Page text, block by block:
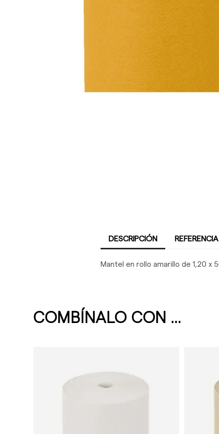
DESCRIPCIÓN REFERENCIA
Mantel en rollo amarillo de 1,20 x
COMBÍNALO CON ...